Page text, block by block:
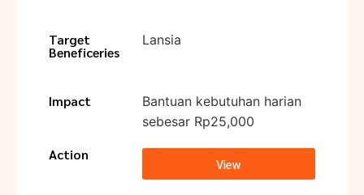
Target
Beneficeries
Lansia
Impact
Bantuan kebutuhan harian
sebesar Rp25,000
Action
View